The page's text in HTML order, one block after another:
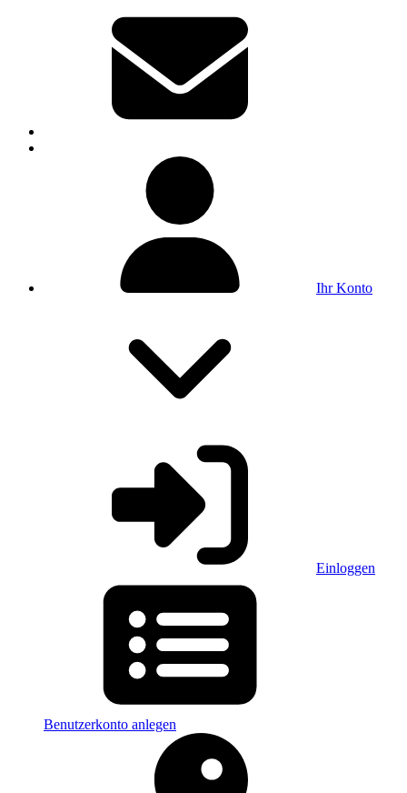
Ihr Konto
Einloggen
Benutzerkonto anlegen